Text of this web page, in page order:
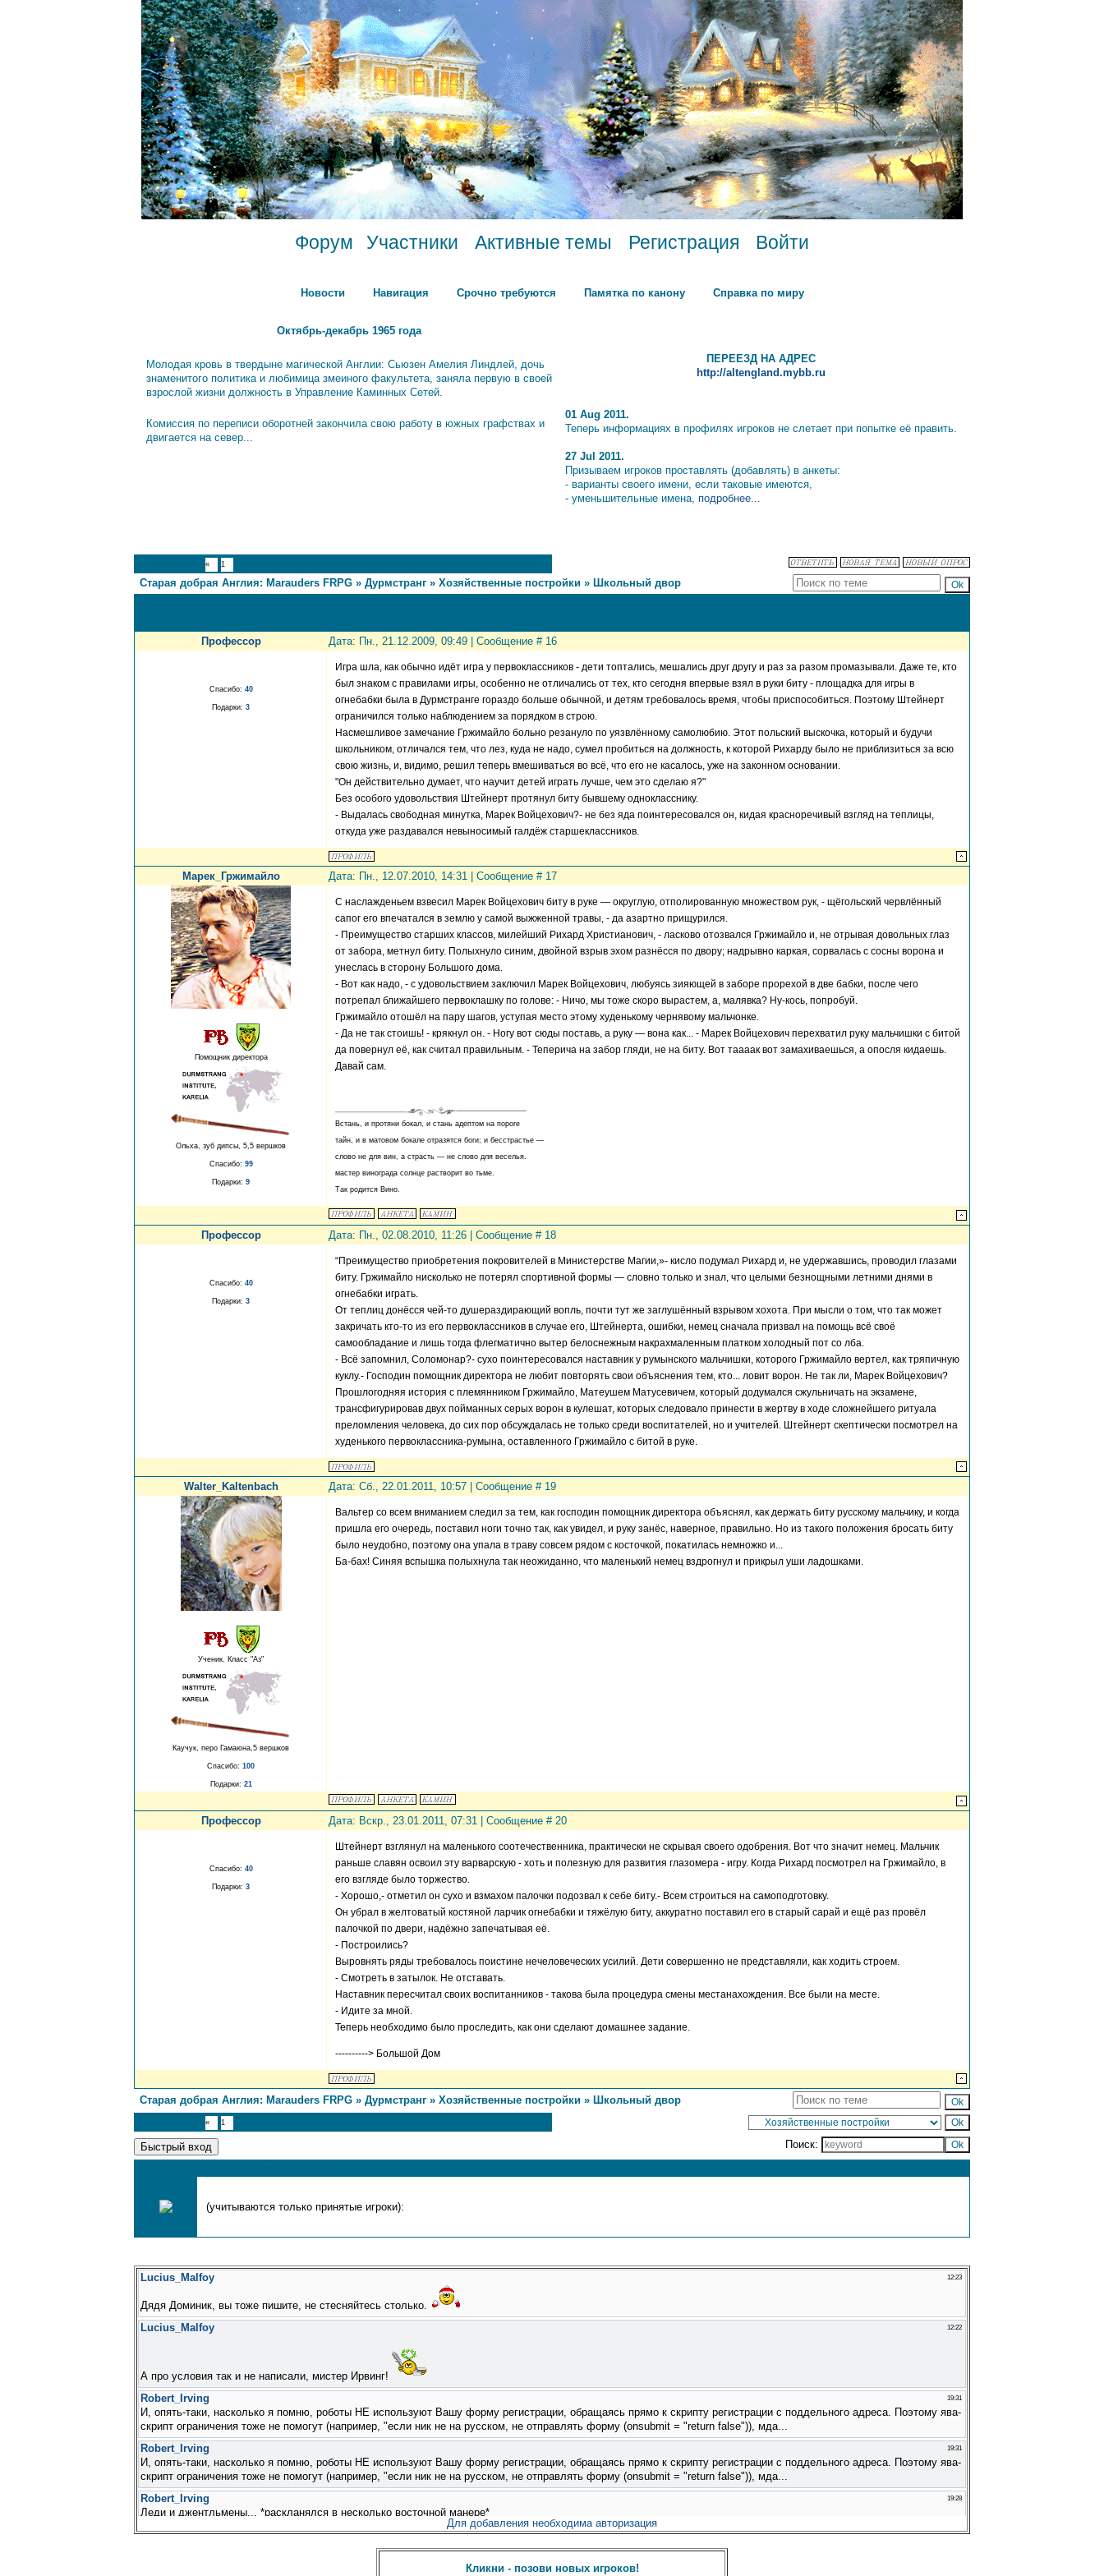
Форум Участники Активные темы Регистрация Войти
Новости Навигация Срочно требуются Памятка по канону Справка по миру
Октябрь-декабрь 1965 года
Молодая кровь в твердыне магической Англии: Сьюзен Амелия Линдлей, дочь
знаменитого политика и любимица змеиного факультета, заняла первую в своей
взрослой жизни должность в Управление Каминных Сетей.
Комиссия по переписи оборотней закончила свою работу в южных графствах и
двигается на север...
ПЕРЕЕЗД НА АДРЕС
http://altengland.mybb.ru
01 Aug 2011.
Теперь информациях в профилях игроков не слетает при попытке её править.
27 Jul 2011.
Призываем игроков проставлять (добавлять) в анкеты:
- варианты своего имени, если таковые имеются,
- уменьшительные имена, подробнее...
« 1
Старая добрая Англия: Marauders FRPG » Дурмстранг » Хозяйственные постройки » Школьный двор
Профессор Дата: Пн., 21.12.2009, 09:49 | Сообщение # 16
Спасибо: 40
Подарки: 3
Игра шла, как обычно идёт игра у первоклассников - дети топтались, мешались друг другу и раз за разом промазывали. Даже те, кто
был знаком с правилами игры, особенно не отличались от тех, кто сегодня впервые взял в руки биту - площадка для игры в
огнебабки была в Дурмстранге гораздо больше обычной, и детям требовалось время, чтобы приспособиться. Поэтому Штейнерт
ограничился только наблюдением за порядком в строю.
Насмешливое замечание Гржимайло больно резануло по уязвлённому самолюбию. Этот польский выскочка, который и будучи
школьником, отличался тем, что лез, куда не надо, сумел пробиться на должность, к которой Рихарду было не приблизиться за всю
свою жизнь, и, видимо, решил теперь вмешиваться во всё, что его не касалось, уже на законном основании.
"Он действительно думает, что научит детей играть лучше, чем это сделаю я?"
Без особого удовольствия Штейнерт протянул биту бывшему однокласснику.
- Выдалась свободная минутка, Марек Войцехович?- не без яда поинтересовался он, кидая красноречивый взгляд на теплицы,
откуда уже раздавался невыносимый галдёж старшеклассников.
Марек_Гржимайло Дата: Пн., 12.07.2010, 14:31 | Сообщение # 17
Помощник директора
Ольха, зуб дипсы, 5,5 вершков
Спасибо: 99
Подарки: 9
С наслажденьем взвесил Марек Войцехович биту в руке — округлую, отполированную множеством рук, - щёгольский червлённый
сапог его впечатался в землю у самой выжженной травы, - да азартно прищурился.
- Преимущество старших классов, милейший Рихард Христианович, - ласково отозвался Гржимайло и, не отрывая довольных глаз
от забора, метнул биту. Полыхнуло синим, двойной взрыв эхом разнёсся по двору; надрывно каркая, сорвалась с сосны ворона и
унеслась в сторону Большого дома.
- Вот как надо, - с удовольствием заключил Марек Войцехович, любуясь зияющей в заборе прорехой в две бабки, после чего
потрепал ближайшего первоклашку по голове: - Ничо, мы тоже скоро вырастем, а, малявка? Ну-кось, попробуй.
Гржимайло отошёл на пару шагов, уступая место этому худенькому чернявому мальчонке.
- Да не так стоишь! - крякнул он. - Ногу вот сюды поставь, а руку — вона как... - Марек Войцехович перехватил руку мальчишки с битой
да повернул её, как считал правильным. - Теперича на забор гляди, не на биту. Вот таааак вот замахиваешься, а опосля кидаешь.
Давай сам.
Встань, и протяни бокал, и стань адептом на пороге
тайн, и в матовом бокале отразятся боги; и бесстрастье —
слово не для вин, а страсть — не слово для веселья.
мастер винограда солнце растворит во тьме.
Так родится Вино.
Профессор Дата: Пн., 02.08.2010, 11:26 | Сообщение # 18
Спасибо: 40
Подарки: 3
“Преимущество приобретения покровителей в Министерстве Магии,»- кисло подумал Рихард и, не удержавшись, проводил глазами
биту. Гржимайло нисколько не потерял спортивной формы — словно только и знал, что целыми безнощными летними днями в
огнебабки играть.
От теплиц донёсся чей-то душераздирающий вопль, почти тут же заглушённый взрывом хохота. При мысли о том, что так может
закричать кто-то из его первоклассников в случае его, Штейнерта, ошибки, немец сначала призвал на помощь всё своё
самообладание и лишь тогда флегматично вытер белоснежным накрахмаленным платком холодный пот со лба.
- Всё запомнил, Соломонар?- сухо поинтересовался наставник у румынского мальчишки, которого Гржимайло вертел, как тряпичную
куклу.- Господин помощник директора не любит повторять свои объяснения тем, кто... ловит ворон. Не так ли, Марек Войцехович?
Прошлогодняя история с племянником Гржимайло, Матеушем Матусевичем, который додумался сжульничать на экзамене,
трансфигурировав двух пойманных серых ворон в кулешат, которых следовало принести в жертву в ходе сложнейшего ритуала
преломления человека, до сих пор обсуждалась не только среди воспитателей, но и учителей. Штейнерт скептически посмотрел на
худенького первоклассника-румына, оставленного Гржимайло с битой в руке.
Walter_Kaltenbach Дата: Сб., 22.01.2011, 10:57 | Сообщение # 19
Ученик. Класс "Аз"
Каучук, перо Гамаюна,5 вершков
Спасибо: 100
Подарки: 21
Вальтер со всем вниманием следил за тем, как господин помощник директора объяснял, как держать биту русскому мальчику, и когда
пришла его очередь, поставил ноги точно так, как увидел, и руку занёс, наверное, правильно. Но из такого положения бросать биту
было неудобно, поэтому она упала в траву совсем рядом с косточкой, покатилась немножко и...
Ба-бах! Синяя вспышка полыхнула так неожиданно, что маленький немец вздрогнул и прикрыл уши ладошками.
Профессор Дата: Вскр., 23.01.2011, 07:31 | Сообщение # 20
Спасибо: 40
Подарки: 3
Штейнерт взглянул на маленького соотечественника, практически не скрывая своего одобрения. Вот что значит немец. Мальчик
раньше славян освоил эту варварскую - хоть и полезную для развития глазомера - игру. Когда Рихард посмотрел на Гржимайло, в
его взгляде было торжество.
- Хорошо,- отметил он сухо и взмахом палочки подозвал к себе биту.- Всем строиться на самоподготовку.
Он убрал в желтоватый костяной ларчик огнебабки и тяжёлую биту, аккуратно поставил его в старый сарай и ещё раз провёл
палочкой по двери, надёжно запечатывая её.
- Построились?
Выровнять ряды требовалось поистине нечеловеческих усилий. Дети совершенно не представляли, как ходить строем.
- Смотреть в затылок. Не отставать.
Наставник пересчитал своих воспитанников - такова была процедура смены местанахождения. Все были на месте.
- Идите за мной.
Теперь необходимо было проследить, как они сделают домашнее задание.
----------> Большой Дом
Старая добрая Англия: Marauders FRPG » Дурмстранг » Хозяйственные постройки » Школьный двор
« 1
Поиск:
(учитываются только принятые игроки):
Для добавления необходима авторизация
Кликни - позови новых игроков!